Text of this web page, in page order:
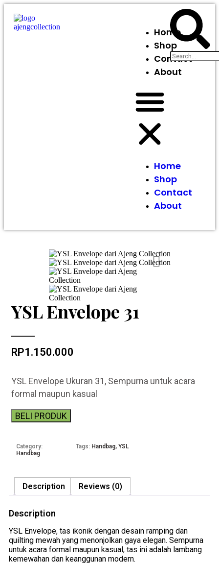
Home
Shop
Contact
About
Home
Shop
Contact
About
YSL Envelope 31
RP1.150.000
YSL Envelope Ukuran 31, Sempurna untuk acara
formal maupun kasual
BELI PRODUK
Category:
Handbag
Tags: Handbag,YSL
Description Reviews (0)
Description
YSL Envelope, tas ikonik dengan desain ramping dan
quilting mewah yang menonjolkan gaya elegan. Sempurna
untuk acara formal maupun kasual, tas ini adalah lambang
kemewahan dan keanggunan modern.